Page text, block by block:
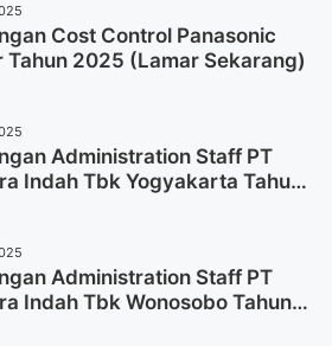
Cost Control Panasonic
Tahun 2025 (Lamar Sekarang)
Administration Staff PT
Indah Tbk Yogyakarta Tahun
Administration Staff PT
Indah Tbk Wonosobo Tahun